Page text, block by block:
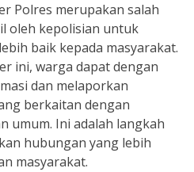
Polres merupakan salah
oleh kepolisian untuk
baik kepada masyarakat.
ini, warga dapat dengan
dan melaporkan
berkaitan dengan
umum. Ini adalah langkah
hubungan yang lebih
masyarakat.